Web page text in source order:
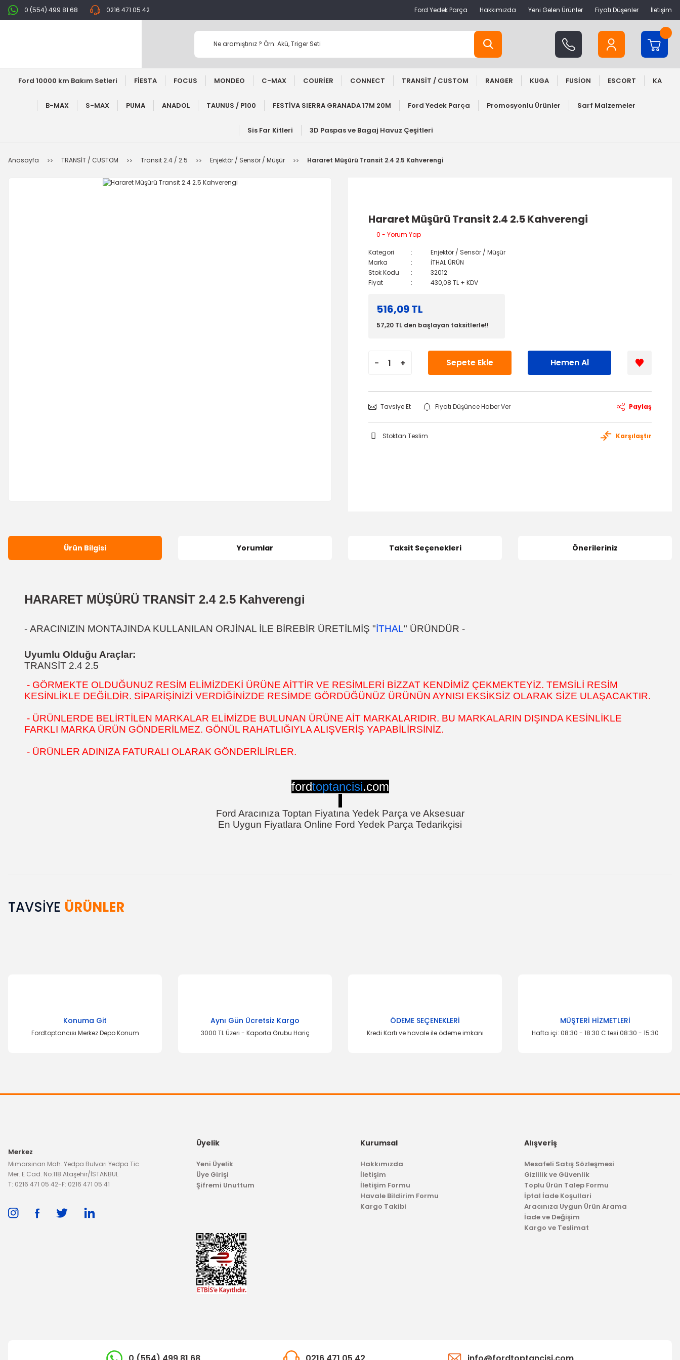
0 (554) 499 81 68 0216 471 05 42 Ford Yedek Parça Hakkımızda Yeni Gelen Ürünler Fiyatı Düşenler İletişim
Ford 10000 km Bakım Setleri FİESTA FOCUS MONDEO C-MAX COURİER CONNECT TRANSİT / CUSTOM RANGER KUGA FUSİON ESCORT KA
B-MAX S-MAX PUMA ANADOL TAUNUS / P100 FESTİVA SIERRA GRANADA 17M 20M Ford Yedek Parça Promosyonlu Ürünler Sarf Malzemeler
Sis Far Kitleri 3D Paspas ve Bagaj Havuz Çeşitleri
Anasayfa TRANSİT / CUSTOM Transit 2.4 / 2.5 Enjektör / Sensör / Müşür Hararet Müşürü Transit 2.4 2.5 Kahverengi
Hararet Müşürü Transit 2.4 2.5 Kahverengi
0 - Yorum Yap
Kategori
Enjektör / Sensör / Müşür
Marka
İTHAL ÜRÜN
Stok Kodu
32012
Fiyat
430,08 TL + KDV
516,09 TL
57,20 TL den başlayan taksitlerle!!
Sepete Ekle Hemen Al
Tavsiye Et Fiyatı Düşünce Haber Ver Paylaş
Stoktan Teslim Karşılaştır
Ürün Bilgisi Yorumlar Taksit Seçenekleri Önerileriniz
HARARET MÜŞÜRÜ TRANSİT 2.4 2.5 Kahverengi
- ARACINIZIN MONTAJINDA KULLANILAN ORJİNAL İLE BİREBİR ÜRETİLMİŞ "İTHAL" ÜRÜNDÜR -
Uyumlu Olduğu Araçlar:
TRANSİT 2.4 2.5
- GÖRMEKTE OLDUĞUNUZ RESİM ELİMİZDEKİ ÜRÜNE AİTTİR VE RESİMLERİ BİZZAT KENDİMİZ ÇEKMEKTEYİZ. TEMSİLİ RESİM
KESİNLİKLE DEĞİLDİR. SİPARİŞİNİZİ VERDİĞİNİZDE RESİMDE GÖRDÜĞÜNÜZ ÜRÜNÜN AYNISI EKSİKSİZ OLARAK SİZE ULAŞACAKTIR.
- ÜRÜNLERDE BELİRTİLEN MARKALAR ELİMİZDE BULUNAN ÜRÜNE AİT MARKALARIDIR. BU MARKALARIN DIŞINDA KESİNLİKLE
FARKLI MARKA ÜRÜN GÖNDERİLMEZ. GÖNÜL RAHATLIĞIYLA ALIŞVERİŞ YAPABİLİRSİNİZ.
- ÜRÜNLER ADINIZA FATURALI OLARAK GÖNDERİLİRLER.
fordtoptancisi.com
Ford Aracınıza Toptan Fiyatına Yedek Parça ve Aksesuar
En Uygun Fiyatlara Online Ford Yedek Parça Tedarikçisi
Bu ürünün fiyat bilgisi, resim, ürün açıklamalarında ve diğer konularda yetersiz gördüğünüz noktaları öneri formunu kullanarak tarafımıza iletebilirsiniz.
TAVSİYE ÜRÜNLER
TÜKENDİ
5.930,23 TL
TÜKENDİ
Arka Amortisör Transit 2.4 2.5
Konuma Git
Fordtoptancısı Merkez Depo Konum
Aynı Gün Ücretsiz Kargo
3000 TL Üzeri - Kaporta Grubu Hariç
ÖDEME SEÇENEKLERİ
Kredi Kartı ve havale ile ödeme imkanı
MÜŞTERİ HİZMETLERİ
Hafta içi: 08:30 - 18:30 C.tesi 08:30 - 15:30
Merkez
Mimarsinan Mah. Yedpa Bulvarı Yedpa Tic.
Mer. E Cad. No:118 Ataşehir/İSTANBUL
T: 0216 471 05 42-F: 0216 471 05 41
Üyelik
Yeni Üyelik
Üye Girişi
Şifremi Unuttum
Kurumsal
Hakkımızda
İletişim
İletişim Formu
Havale Bildirim Formu
Kargo Takibi
Alışveriş
Mesafeli Satış Sözleşmesi
Gizlilik ve Güvenlik
Toplu Ürün Talep Formu
İptal İade Koşullari
Aracınıza Uygun Ürün Arama
İade ve Değişim
Kargo ve Teslimat